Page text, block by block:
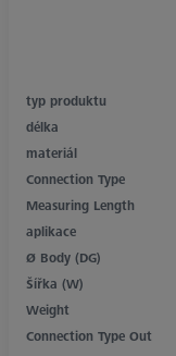
typ produktu
délka
materiál
Connection Type
Measuring Length
aplikace
Ø Body (DG)
Šířka (W)
Weight
Connection Type Out